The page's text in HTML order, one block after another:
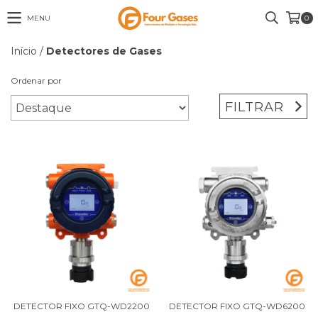
MENU 0
Início / Detectores de Gases
Ordenar por
FILTRAR
DETECTOR FIXO GTQ-WD2200 DETECTOR FIXO GTQ-WD6200